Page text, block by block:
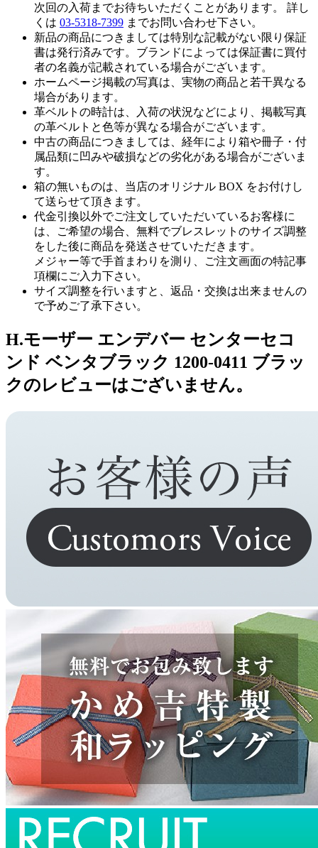
次回の入荷までお待ちいただくことがあります。 詳し
くは 03-5318-7399 までお問い合わせ下さい。
新品の商品につきましては特別な記載がない限り保証
書は発行済みです。ブランドによっては保証書に買付
者の名義が記載されている場合がございます。
ホームページ掲載の写真は、実物の商品と若干異なる
場合があります。
革ベルトの時計は、入荷の状況などにより、掲載写真
の革ベルトと色等が異なる場合がございます。
中古の商品につきましては、経年により箱や冊子・付
属品類に凹みや破損などの劣化がある場合がございま
す。
箱の無いものは、当店のオリジナル BOX をお付けし
て送らせて頂きます。
代金引換以外でご注文していただいているお客様に
は、ご希望の場合、無料でブレスレットのサイズ調整
をした後に商品を発送させていただきます。
メジャー等で手首まわりを測り、ご注文画面の特記事
項欄にご入力下さい。
サイズ調整を行いますと、返品・交換は出来ませんの
で予めご了承下さい。
H.モーザー エンデバー センターセコ
ンド ベンタブラック 1200-0411 ブラッ
クのレビューはございません。